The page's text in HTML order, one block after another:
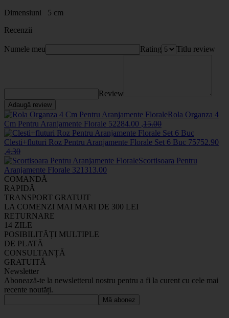
Dimensiuni 5 cm
Recenzii
Numele meu Rating Titlu review
Review
Adaugă review
Rola Organza 4
Cm Pentru Aranjamente Florale 52284.00 ,15.00
Clesti+fluturi Roz Pentru Aranjamente Florale Set 6 Buc 75752.90
,4.30
Scortisoara Pentru
Aranjamente Florale 321313.00
COMANDĂ
RAPIDĂ
TRANSPORT GRATUIT
LA COMENZI MAI MARI DE 300 LEI
RETURNARE
14 ZILE
POSIBILITĂȚI MULTIPLE
DE PLATĂ
CONSULTANȚĂ
GRATUITĂ
Newsletter
Abonează-te la newsletterul nostru pentru a fi la curent cu cele mai
recente noutăți.
Mă abonez